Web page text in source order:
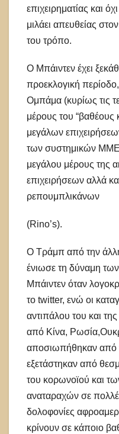
επιχειρηματίας και
μιλάει απευθείας
του τρόπο.
Ο Μπάιντεν έχει
προεκλογική
Ομπάμα (κυρίως τις
μέρους του
μεγάλων
των συστημικών
μεγάλου μέρους της
επιχειρήσεων αλλά
ρεπουμπλικάνων
(Rino’s).
O Τράμπ από την
ένιωσε τη δύναμη
Μπάιντεν όταν
το twitter, ενώ οι
αντιπάλου του και
από Κίνα,
αποσιωπήθηκαν από
εξετάστηκαν από
του κορωνοϊού και
αναταραχών σε
δολοφονίες
κρίνουν σε κάποιο